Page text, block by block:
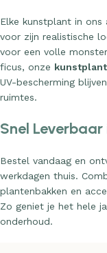
Elke kunstplant in ons
voor zijn realistische
voor een volle
ficus, onze
UV-bescherming
ruimtes.
Snel Leverbaar
Bestel vandaag en
werkdagen thuis.
plantenbakken en
Zo geniet je het hele
onderhoud.